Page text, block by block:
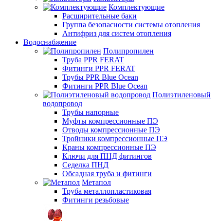
Комплектующие
Расширительные баки
Группа безопасности системы отопления
Антифриз для систем отопления
Водоснабжение
Полипропилен
Труба PPR FERAT
Фитинги PPR FERAT
Трубы PPR Blue Ocean
Фитинги PPR Blue Ocean
Полиэтиленовый
водопровод
Трубы напорные
Муфты компрессионные ПЭ
Отводы компрессионные ПЭ
Тройники компрессионные ПЭ
Краны компрессионные ПЭ
Ключи для ПНД фитингов
Седелка ПНД
Обсадная труба и фитинги
Метапол
Труба металлопластиковая
Фитинги резьбовые